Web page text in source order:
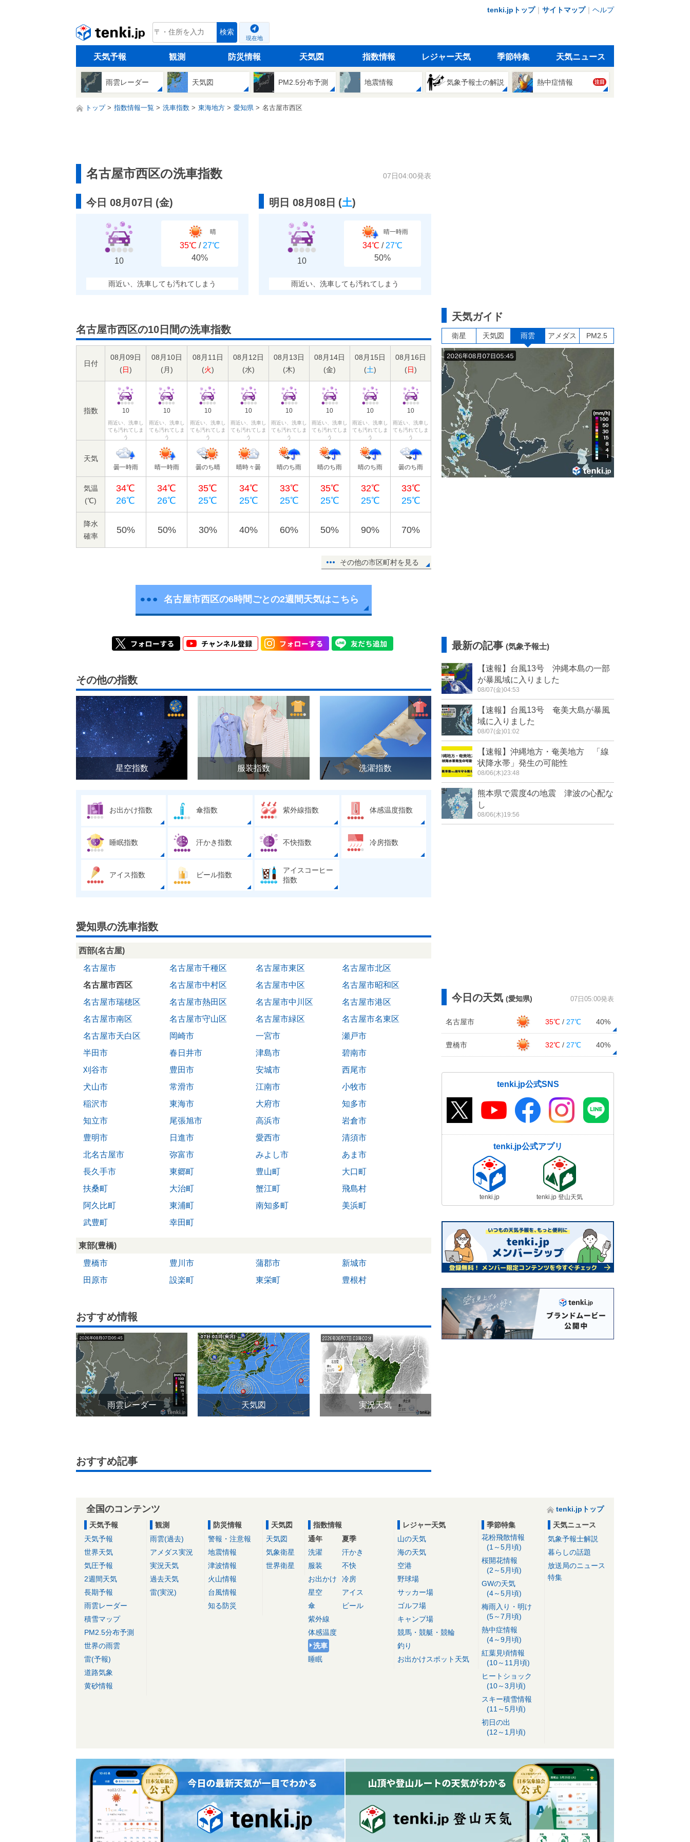
tenki.jpトップ｜ サイトマップ｜ ヘルプ
tenki.jp 検索
現在地
天気予報 観測 防災情報 天気図 指数情報 レジャー天気 季節特集 天気ニュース
雨雲レーダー 天気図 PM2.5分布予測 地震情報 気象予報士の解説 熱中症情報 注目
トップ 指数情報一覧 洗車指数 東海地方 愛知県 名古屋市西区
名古屋市西区の洗車指数 07日04:00発表
今日 08月07日 (金)
10
晴
35℃ / 27℃
40%
雨近い、洗車しても汚れてしまう
明日 08月08日 (土)
10
晴一時雨
34℃ / 27℃
50%
雨近い、洗車しても汚れてしまう
名古屋市西区の10日間の洗車指数
日付
08月09日
(日)
08月10日
(月)
08月11日
(火)
08月12日
(水)
08月13日
(木)
08月14日
(金)
08月15日
(土)
08月16日
(日)
指数 10
雨近い、洗車し
ても汚れてしま
う
10
雨近い、洗車し
ても汚れてしま
う
10
雨近い、洗車し
ても汚れてしま
う
10
雨近い、洗車し
ても汚れてしま
う
10
雨近い、洗車し
ても汚れてしま
う
10
雨近い、洗車し
ても汚れてしま
う
10
雨近い、洗車し
ても汚れてしま
う
10
雨近い、洗車し
ても汚れてしま
う
天気
曇一時雨 晴一時雨 曇のち晴 晴時々曇 晴のち雨 晴のち雨 晴のち雨 曇のち雨
気温
(℃)
34℃
26℃
34℃
26℃
35℃
25℃
34℃
25℃
33℃
25℃
35℃
25℃
32℃
25℃
33℃
25℃
降水
確率
50% 50% 30% 40% 60% 50% 90% 70%
その他の市区町村を見る
名古屋市西区の6時間ごとの2週間天気はこちら
その他の指数
星空指数 服装指数 洗濯指数
お出かけ指数 傘指数 紫外線指数 体感温度指数
睡眠指数 汗かき指数 不快指数 冷房指数
アイス指数 ビール指数
アイスコーヒー
指数
愛知県の洗車指数
西部(名古屋)
名古屋市
名古屋市千種区 名古屋市東区
名古屋市北区
名古屋市西区
名古屋市中村区 名古屋市中区
名古屋市昭和区
名古屋市瑞穂区
名古屋市熱田区 名古屋市中川区
名古屋市港区
名古屋市南区
名古屋市守山区 名古屋市緑区
名古屋市名東区
名古屋市天白区
岡崎市 一宮市
瀬戸市
半田市
春日井市 津島市
碧南市
刈谷市
豊田市 安城市
西尾市
犬山市
常滑市 江南市
小牧市
稲沢市
東海市 大府市
知多市
知立市
尾張旭市 高浜市
岩倉市
豊明市
日進市 愛西市
清須市
北名古屋市
弥富市 みよし市
あま市
長久手市
東郷町 豊山町
大口町
扶桑町
大治町 蟹江町
飛島村
阿久比町
東浦町 南知多町
美浜町
武豊町
幸田町
東部(豊橋)
豊橋市
豊川市 蒲郡市
新城市
田原市
設楽町 東栄町 豊根村
おすすめ情報
雨雲レーダー 天気図 実況天気
おすすめ記事
天気ガイド
衛星 天気図 雨雲 アメダス PM2.5
最新の記事 (気象予報士)
【速報】台風13号 沖縄本島の一部
が暴風域に入りました
08/07(金)04:53
【速報】台風13号 奄美大島が暴風
域に入りました
08/07(金)01:02
【速報】沖縄地方・奄美地方 「線
状降水帯」発生の可能性
08/06(木)23:48
熊本県で震度4の地震 津波の心配な
し
08/06(木)19:56
今日の天気 (愛知県) 07日05:00発表
名古屋市 35℃ / 27℃ 40%
豊橋市 32℃ / 27℃ 40%
tenki.jp公式SNS
tenki.jp公式アプリ
tenki.jp tenki.jp 登山天気
全国のコンテンツ
tenki.jpトップ
天気予報
天気予報
世界天気
気圧予報
2週間天気
長期予報
雨雲レーダー
積雪マップ
PM2.5分布予測
世界の雨雲
雷(予報)
道路気象
黄砂情報
観測
雨雲(過去)
アメダス実況
実況天気
過去天気
雷(実況)
防災情報
警報・注意報
地震情報
津波情報
火山情報
台風情報
知る防災
天気図
天気図
気象衛星
世界衛星
指数情報
通年
洗濯
服装
お出かけ
星空
傘
紫外線
体感温度
洗車
睡眠
夏季
汗かき
不快
冷房
アイス
ビール
レジャー天気
山の天気
海の天気
空港
野球場
サッカー場
ゴルフ場
キャンプ場
競馬・競艇・競輪
釣り
お出かけスポット天気
季節特集
花粉飛散情報
(1～5月頃)
桜開花情報
(2～5月頃)
GWの天気
(4～5月頃)
梅雨入り・明け
(5～7月頃)
熱中症情報
(4～9月頃)
紅葉見頃情報
(10～11月頃)
ヒートショック
(10～3月頃)
スキー積雪情報
(11～5月頃)
初日の出
(12～1月頃)
天気ニュース
気象予報士解説
暮らしの話題
放送局のニュース
特集